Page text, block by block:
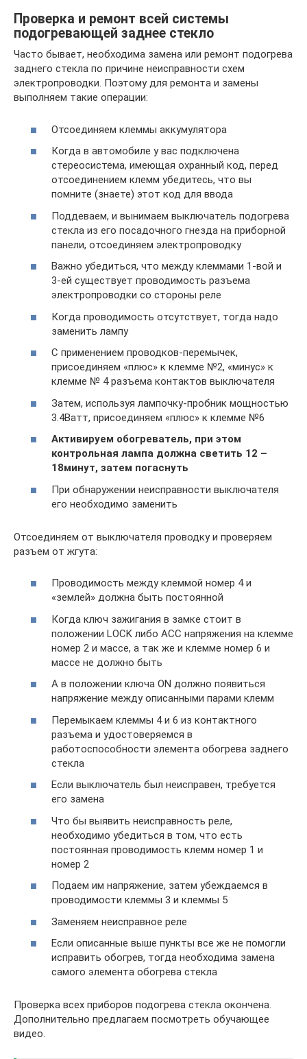
Проверка и ремонт всей системы
подогревающей заднее стекло
Часто бывает, необходима замена или ремонт подогрева
заднего стекла по причине неисправности схем
электропроводки. Поэтому для ремонта и замены
выполняем такие операции:
Отсоединяем клеммы аккумулятора
Когда в автомобиле у вас подключена
стереосистема, имеющая охранный код, перед
отсоединением клемм убедитесь, что вы
помните (знаете) этот код для ввода
Поддеваем, и вынимаем выключатель подогрева
стекла из его посадочного гнезда на приборной
панели, отсоединяем электропроводку
Важно убедиться, что между клеммами 1-вой и
3-ей существует проводимость разъема
электропроводки со стороны реле
Когда проводимость отсутствует, тогда надо
заменить лампу
С применением проводков-перемычек,
присоединяем «плюс» к клемме №2, «минус» к
клемме № 4 разъема контактов выключателя
Затем, используя лампочку-пробник мощностью
3.4Ватт, присоединяем «плюс» к клемме №6
Активируем обогреватель, при этом
контрольная лампа должна светить 12 –
18минут, затем погаснуть
При обнаружении неисправности выключателя
его необходимо заменить
Отсоединяем от выключателя проводку и проверяем
разъем от жгута:
Проводимость между клеммой номер 4 и
«землей» должна быть постоянной
Когда ключ зажигания в замке стоит в
положении LOCK либо АСС напряжения на клемме
номер 2 и массе, а так же и клемме номер 6 и
массе не должно быть
А в положении ключа ON должно появиться
напряжение между описанными парами клемм
Перемыкаем клеммы 4 и 6 из контактного
разъема и удостоверяемся в
работоспособности элемента обогрева заднего
стекла
Если выключатель был неисправен, требуется
его замена
Что бы выявить неисправность реле,
необходимо убедиться в том, что есть
постоянная проводимость клемм номер 1 и
номер 2
Подаем им напряжение, затем убеждаемся в
проводимости клеммы 3 и клеммы 5
Заменяем неисправное реле
Если описанные выше пункты все же не помогли
исправить обогрев, тогда необходима замена
самого элемента обогрева стекла
Проверка всех приборов подогрева стекла окончена.
Дополнительно предлагаем посмотреть обучающее
видео.